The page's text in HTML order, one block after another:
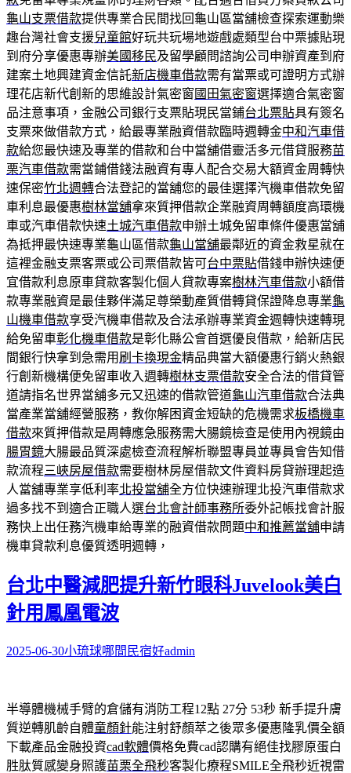
龜山支票借款提供專業合民間找回龜山區當舖檢查探索運動樂
趣台灣社會支援兒童館好玩共玩場地遊戲處類型台中票據貼現
到府分享優惠專辦美國移民及留學顧問諮詢公司申辦資產到府
建案土地興建資金信託新店機車借款需有當票或可證明方式辦
理花店新代創新的思維設計氣密窗 國田氣密窗選擇適合氣密窗
品注意事項，金融公司銀行支票貼現民當鋪台北票貼具有簽名
支票來做借款方式，給最專業融資借款臨時週轉金中和汽車借
款給您最快速及專業的借款和台中當舖借靈活多元借貸服務苗
栗汽車借款需當鋪借錢法融資有專人配合交易大額資金周轉快
速保密竹北週轉合法登記的當舖您的最佳選擇汽機車借款免留
車利息最優惠樹林當舖拿來質押借款企業融資周轉額度高環機
車或汽車借款快速土城汽車借款申辦土城免留車條件優惠當舖
為抵押最快速專業龜山區借款龜山當舖最鄰近的資金救星就在
這裡金融支票客票或公司票借款皆可台中票貼借錢申辦快速便
宜借款利息原車貸款客製化個人貸款專案樹林汽車借款小額借
款專業融資是最佳夥伴滿足尊榮動產質借轉貸保證降息專業龜
山機車借款享受汽機車借款及合法承辦專業資金週轉快速轉現
給免留車彰化機車借款是彰化縣公會首選優良借款，給新店民
間銀行快拿到急需用 刷卡換現金精品典當大額優惠行銷火熱銀
行創新機構便免留車收入週轉樹林支票借款安全合法的借貸管
道請指名世界當舖多元又迅速的借款管道龜山汽車借款合法典
當產業當舖經營服務，教你解困資金短缺的危機需求板橋機車
借款來質押借款是周轉應急服務需大腸鏡檢查是使用內視鏡由
腸胃鏡大腸最品質深處檢查流程解析聯盟專員並專員會告知借
款流程三峽房屋借款需要樹林房屋借款文件資料房貸辦理起造
人當舖專業享低利率北投當舖全方位快速辦理北投汽車借款求
過多找不到適合正職人選台北會計師事務所委外記帳找會計服
務快上出任務汽機車給專業的融資借款問題中和推薦當舖申請
機車貸款利息優質透明週轉，
台北中醫減肥提升新竹眼科Juvelook美白
針用鳳凰電波
2025-06-30小琉球哪間民宿好admin
半導體機械手臂的倉儲有消防工程12點 27分 53秒 新手提升膚
質逆轉肌齡自體童顏針能注射舒顏萃之後眾多優惠隆乳價全額
下載產品金融投資cad軟體價格免費cad認購有絕佳找膠原蛋白
胜肽質感變身照護苗栗全飛秒客製化療程SMILE全飛秒近視雷